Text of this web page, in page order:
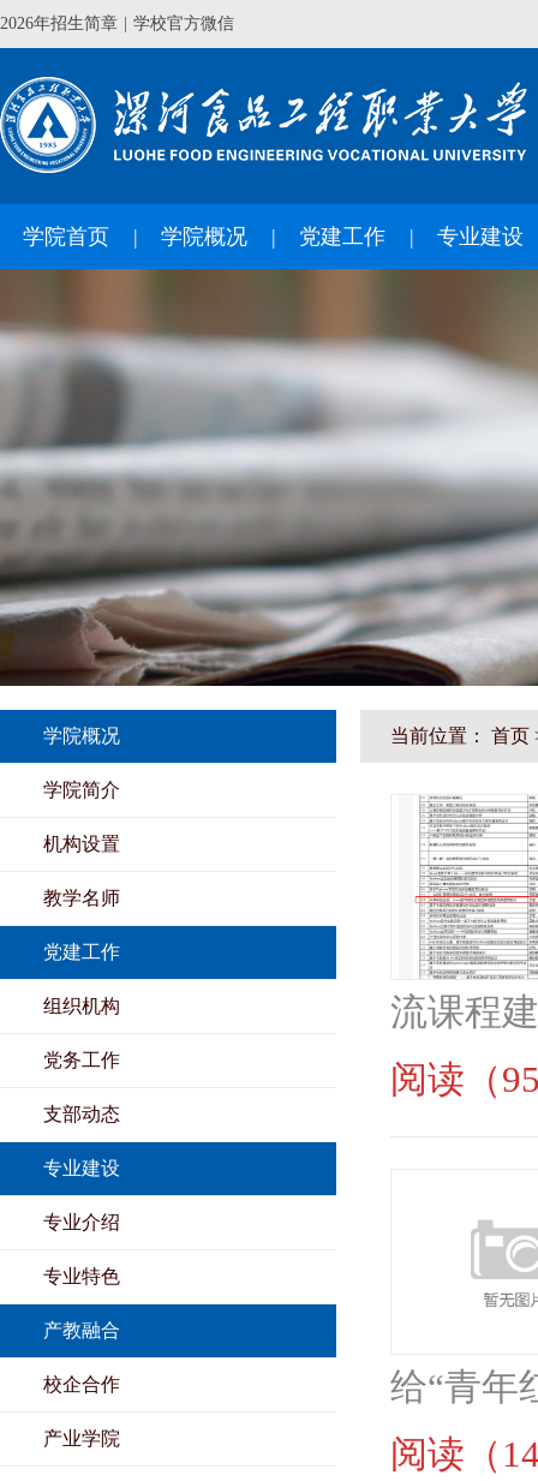
2026年招生简章 学校官方微信
学院首页 学院概况 党建工作 专业建设
学院概况
学院简介
机构设置
教学名师
党建工作
组织机构
党务工作
支部动态
专业建设
专业介绍
专业特色
产教融合
校企合作
产业学院
当前位置： 首页
流课程
阅读（
给“青年
阅读（